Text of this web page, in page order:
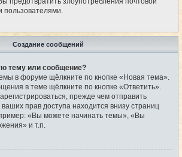
пользователями.
Создание сообщений
тему или сообщение?
в форуме щёлкните по кнопке «Новая тема».
в теме щёлкните по кнопке «Ответить».
прежде чем отправить
прав доступа находится внизу страниц
«Вы можете начинать темы», «Вы
и т.п.